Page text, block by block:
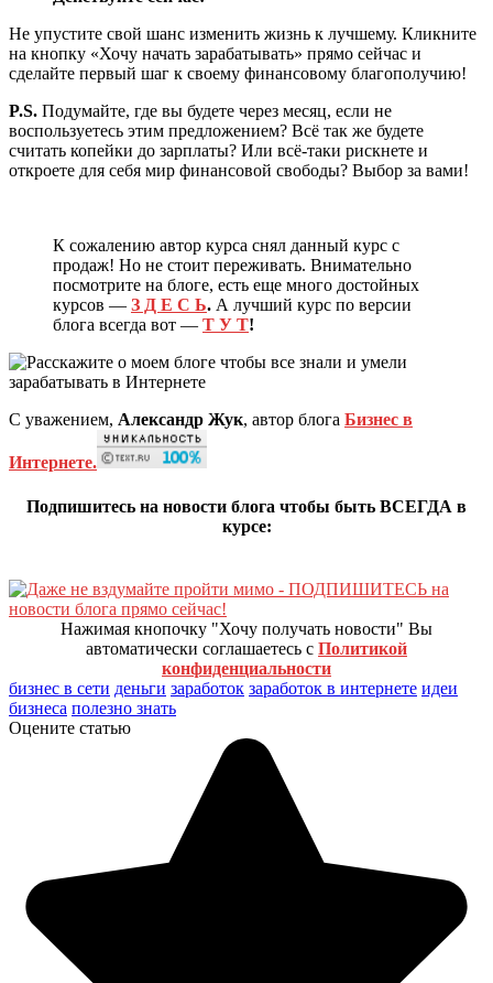
Не упустите свой шанс изменить жизнь к лучшему. Кликните
на кнопку «Хочу начать зарабатывать» прямо сейчас и
сделайте первый шаг к своему финансовому благополучию!
P.S. Подумайте, где вы будете через месяц, если не
воспользуетесь этим предложением? Всё так же будете
считать копейки до зарплаты? Или всё-таки рискнете и
откроете для себя мир финансовой свободы? Выбор за вами!
К сожалению автор курса снял данный курс с
продаж! Но не стоит переживать. Внимательно
посмотрите на блоге, есть еще много достойных
курсов — З Д Е С Ь. А лучший курс по версии
блога всегда вот — Т У Т!
С уважением, Александр Жук, автор блога Бизнес в
Интернете.
Подпишитесь на новости блога чтобы быть ВСЕГДА в
курсе:
Нажимая кнопочку "Хочу получать новости" Вы
автоматически соглашаетесь с Политикой
конфиденциальности
бизнес в сети деньги заработок заработок в интернете идеи
бизнеса полезно знать
Оцените статью